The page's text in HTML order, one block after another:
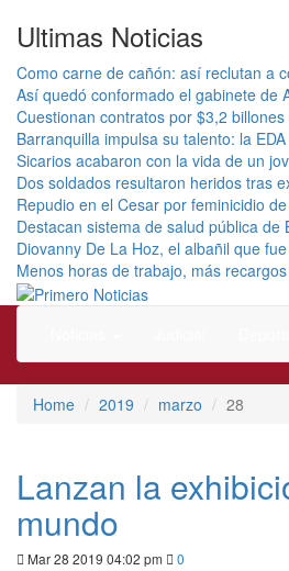
Ultimas Noticias
Como carne de cañón: así reclutan a
Así quedó conformado el gabinete de
Cuestionan contratos por $3,2
Barranquilla impulsa su talento: la
Sicarios acabaron con la vida de un
Dos soldados resultaron heridos tras
Repudio en el Cesar por feminicidio
Destacan sistema de salud pública
Diovanny De La Hoz, el albañil que
Menos horas de trabajo, más
Primero
Home 2019 marzo 28
Lanzan la
mundo
Mar 28 2019 04:02 pm 0